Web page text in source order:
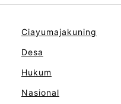
Ciayumajakuning
Desa
Hukum
Nasional